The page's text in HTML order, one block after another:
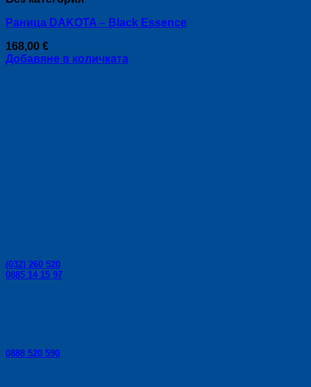
on
the
product
page
variants.
options
may
Раница DAKOTA – Black Essence
168,00 €
Добавяне в количката
(032) 260 520
0885 14 15 97
0888 520 590